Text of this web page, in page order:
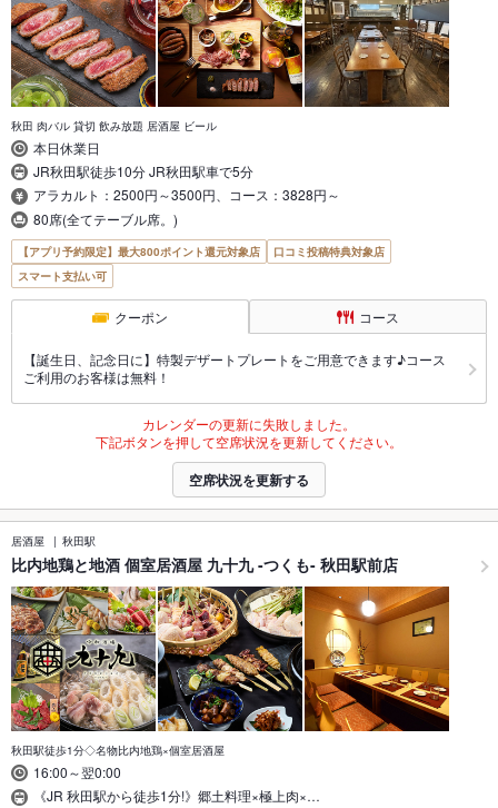
秋田 肉バル 貸切 飲み放題 居酒屋 ビール
本日休業日
JR秋田駅徒歩10分 JR秋田駅車で5分
アラカルト：2500円～3500円、コース：3828円～
80席(全てテーブル席。)
【アプリ予約限定】最大800ポイント還元対象店
口コミ投稿特典対象店
スマート支払い可
クーポン コース
【誕生日、記念日に】特製デザートプレートをご用意できます♪コース
ご利用のお客様は無料！
カレンダーの更新に失敗しました。
下記ボタンを押して空席状況を更新してください。
空席状況を更新する
居酒屋 秋田駅
比内地鶏と地酒 個室居酒屋 九十九 -つくも- 秋田駅前店
秋田駅徒歩1分◇名物比内地鶏×個室居酒屋
16:00～翌0:00
《JR 秋田駅から徒歩1分!》郷土料理×極上肉×…